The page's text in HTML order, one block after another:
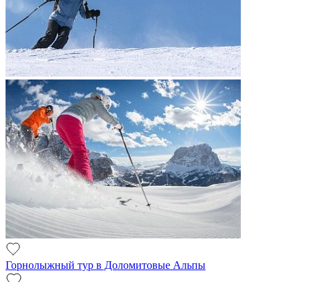
Горнолыжный тур в Доломитовые Альпы